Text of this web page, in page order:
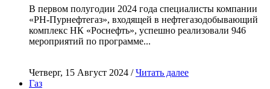
В первом полугодии 2024 года специалисты компании
«РН-Пурнефтегаз», входящей в нефтегазодобывающий
комплекс НК «Роснефть», успешно реализовали 946
мероприятий по программе...
Четверг, 15 Август 2024 /Читать далее
Газ